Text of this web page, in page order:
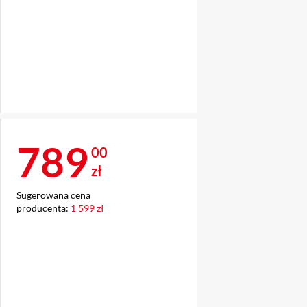
Cena 789 zł
789 00
zł
Sugerowana cena
producenta: 1 599 zł